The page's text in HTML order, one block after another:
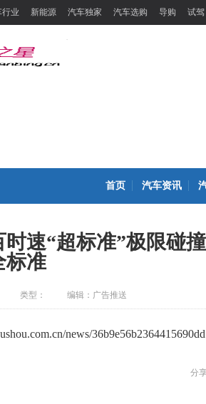
行业 新能源 汽车独家 汽车选购 导购 试驾
首页 汽车资讯
速“超标准”极限碰
标准
类型： 编辑：广告推送
news/
分